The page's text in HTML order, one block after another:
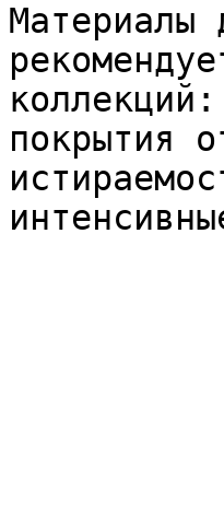
Материалы
покрытия